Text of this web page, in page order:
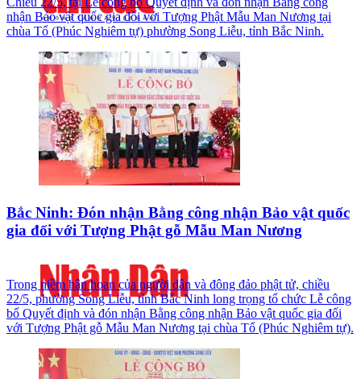
nhận Bảo vật quốc gia đối với Tượng Phật Mẫu Man Nương tại
chùa Tổ (Phúc Nghiêm tự) phường Song Liễu, tỉnh Bắc Ninh.
Bắc Ninh: Đón nhận Bằng công nhận Bảo vật quốc
gia đối với Tượng Phật gỗ Mẫu Man Nương
Trong niềm hân hoan của người dân và đông đảo phật tử, chiều
22/5, phường Song Liễu, tỉnh Bắc Ninh long trọng tổ chức Lễ công
bố Quyết định và đón nhận Bằng công nhận Bảo vật quốc gia đối
với Tượng Phật gỗ Mẫu Man Nương tại chùa Tổ (Phúc Nghiêm tự).